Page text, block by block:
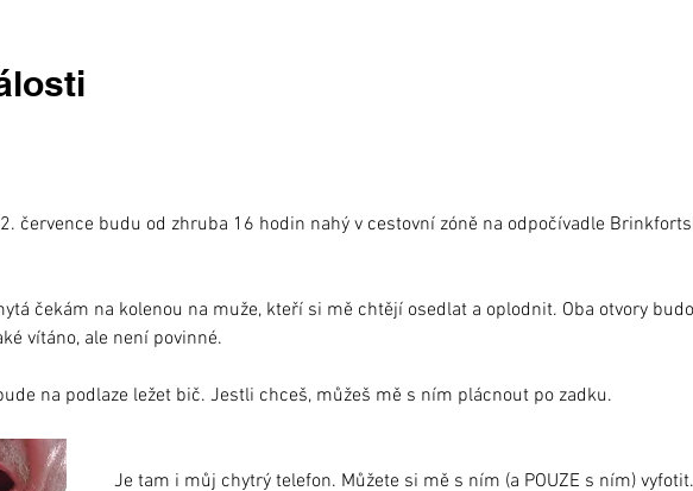
července budu od zhruba 16 hodin nahý v cestovní zóně na odpočívadle
čekám na kolenou na muže, kteří si mě chtějí osedlat a oplodnit. Oba otvory
vítáno, ale není povinné.
na podlaze ležet bič. Jestli chceš, můžeš mě s ním plácnout po zadku.
Je tam i můj chytrý telefon. Můžete si mě s ním (a POUZE s ním)